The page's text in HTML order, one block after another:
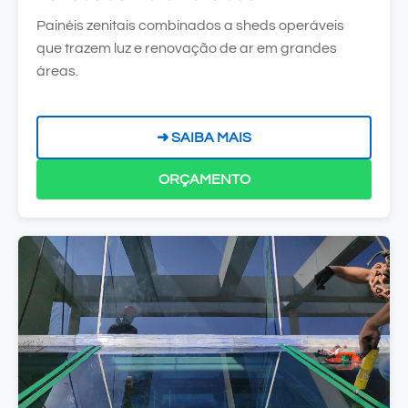
Painéis zenitais combinados a sheds operáveis
que trazem luz e renovação de ar em grandes
áreas.
➜ SAIBA MAIS
ORÇAMENTO